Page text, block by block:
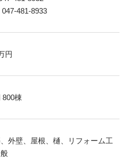
047-481-8933
円
800棟
外壁、屋根、樋、リフォーム工